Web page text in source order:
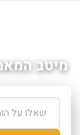
מיטב